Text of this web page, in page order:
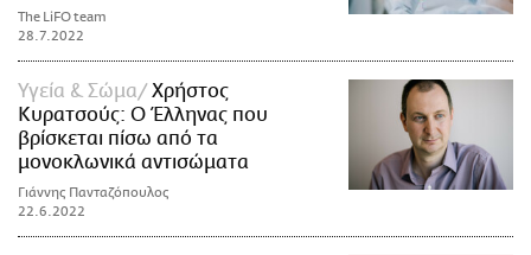
The LiFO team
28.7.2022
Υγεία & Σώμα
Χρήστος
Κυρατσούς: Ο Έλληνας που
βρίσκεται πίσω από τα
μονοκλωνικά αντισώματα
Γιάννης Πανταζόπουλος
22.6.2022